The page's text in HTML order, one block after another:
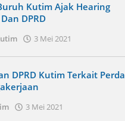
Kutim Ajak Hearing
DPRD
3 Mei 2021
DPRD Kutim Terkait Perda
3 Mei 2021